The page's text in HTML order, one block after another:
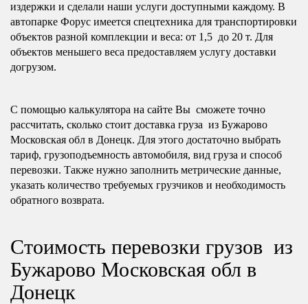
издержки и сделали наши услуги доступными каждому. В
автопарке Форус имеется спецтехника для транспортировки
объектов разной комплекции и веса: от 1,5 до 20 т. Для
объектов меньшего веса предоставляем услугу доставки
догрузом.
С помощью калькулятора на сайте Вы сможете точно
рассчитать, сколько стоит доставка груза из Бужарово
Московская обл в Донецк. Для этого достаточно выбрать
тариф, грузоподъемность автомобиля, вид груза и способ
перевозки. Также нужно заполнить метрические данные,
указать количество требуемых грузчиков и необходимость
обратного возврата.
Стоимость перевозки грузов из
Бужарово Московская обл в
Донецк